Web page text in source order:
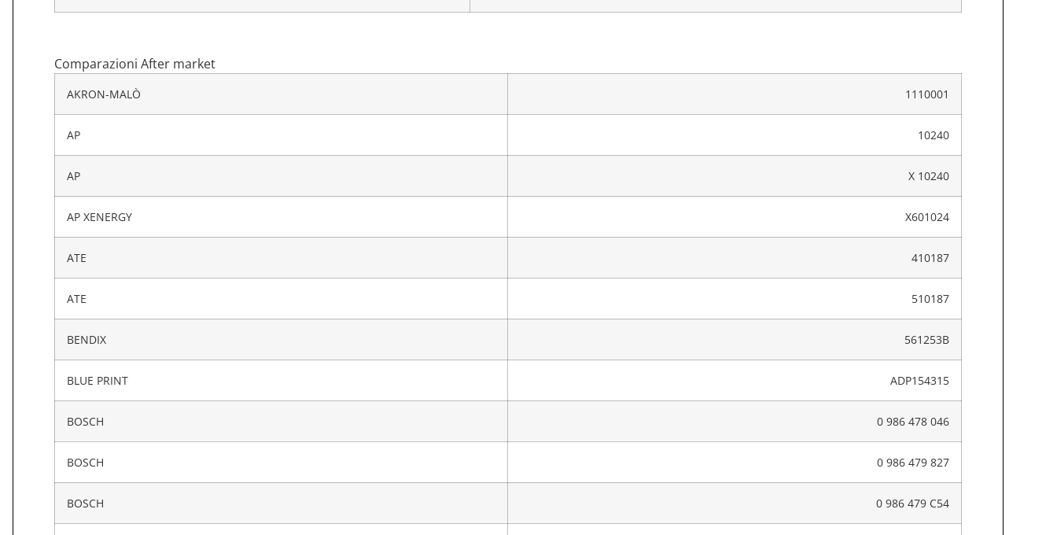
Comparazioni After market
AKRON-MALÒ 1110001
AP 10240
AP X 10240
AP XENERGY X601024
ATE 410187
ATE 510187
BENDIX 561253B
BLUE PRINT ADP154315
BOSCH 0 986 478 046
BOSCH 0 986 479 827
BOSCH 0 986 479 C54